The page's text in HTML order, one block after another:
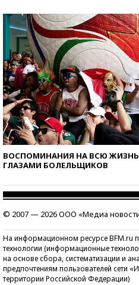
ВОСПОМИНАНИЯ НА ВСЮ
ГЛАЗАМИ БОЛЕЛЬЩИКОВ
© 2007 — 2026 ООО «Медиа
На информационном ресурсе BFM.ru
технологии (информационные
на основе сбора, систематизации и
предпочтениям пользователей сети
территории Российской Федерации)